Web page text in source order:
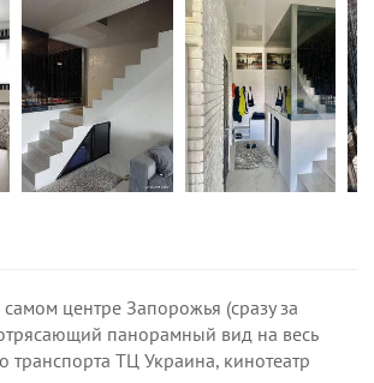
центре Запорожья (сразу за
панорамный вид на весь
транспорта ТЦ Украина, кинотеатр